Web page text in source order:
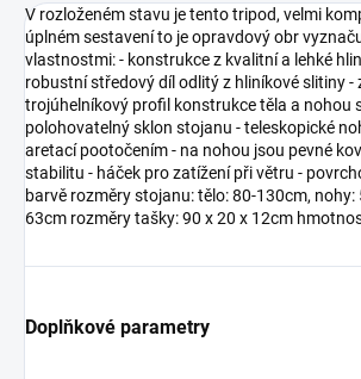
V rozloženém stavu je tento tripod, velmi
úplném sestavení to je opravdový obr
vlastnostmi: - konstrukce z kvalitní a lehké
robustní středový díl odlitý z hliníkové slitiny -
trojúhelníkový profil konstrukce těla a nohou
polohovatelný sklon stojanu - teleskopické
aretací pootočením - na nohou jsou pevné
stabilitu - háček pro zatížení při větru -
barvě rozměry stojanu: tělo: 80-130cm,
63cm rozměry tašky: 90 x 20 x 12cm
Doplňkové parametry